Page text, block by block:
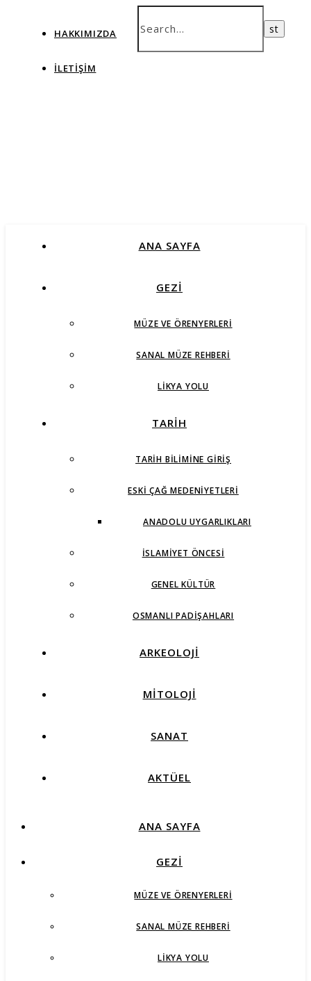
HAKKIMIZDA
İLETIŞIM
ANA SAYFA
GEZİ
MÜZE VE ÖRENYERLERI
SANAL MÜZE REHBERI
LIKYA YOLU
TARİH
TARIH BILIMINE GIRIŞ
ESKI ÇAĞ MEDENIYETLERI
ANADOLU UYGARLIKLARI
İSLAMIYET ÖNCESI
GENEL KÜLTÜR
OSMANLI PADIŞAHLARI
ARKEOLOJİ
MİTOLOJİ
SANAT
AKTÜEL
ANA SAYFA
GEZİ
MÜZE VE ÖRENYERLERI
SANAL MÜZE REHBERI
LIKYA YOLU